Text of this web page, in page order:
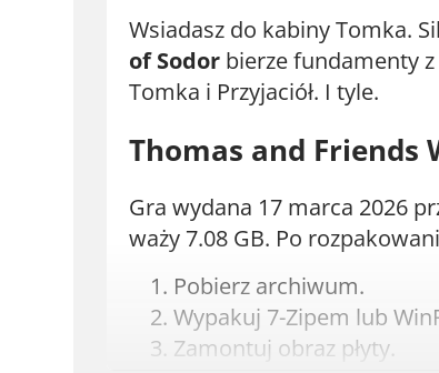
Wsiadasz do kabiny Tomka.
of Sodor bierze fundamenty z
Tomka i Przyjaciół. I tyle.
Thomas and Friends
Gra wydana 17 marca 2026
waży 7.08 GB. Po
Pobierz archiwum.
Wypakuj 7-Zipem lub
Zamontuj obraz płyty.